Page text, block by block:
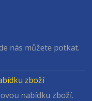
nás můžete potkat.
zboží
nabídku zboží.